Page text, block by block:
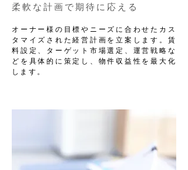
柔軟な計画で期待に応える
オーナー様の目標やニーズに合わせたカス
タマイズされた経営計画を立案します。賃
料設定、ターゲット市場選定、運営戦略な
どを具体的に策定し、物件収益性を最大化
します。